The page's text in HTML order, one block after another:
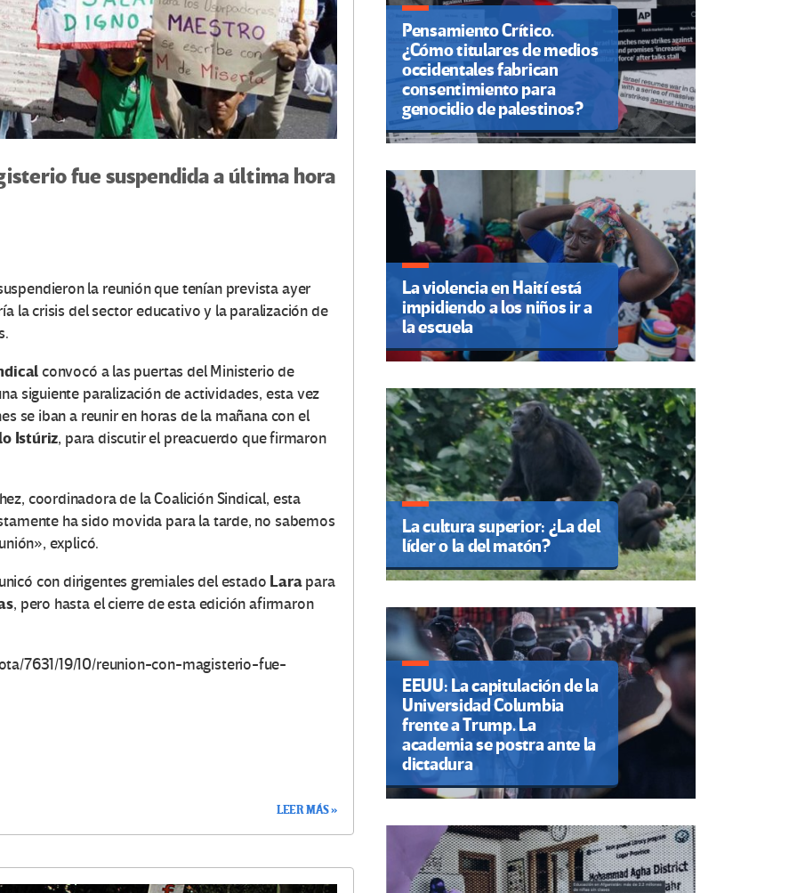
fue suspendida a última hora
la reunión que tenían prevista ayer
la crisis del sector educativo y la paralización de
convocó a las puertas del Ministerio de
siguiente paralización de actividades, esta vez
se iban a reunir en horas de la mañana con el
Istúriz, para discutir el preacuerdo que firmaron
coordinadora de la Coalición Sindical, esta
ha sido movida para la tarde, no sabemos
explicó.
con dirigentes gremiales del estado Larapara
, pero hasta el cierre de esta edición afirmaron
7631/19/10/reunion-con-magisterio-fue-
LEER MÁS »
Pensamiento Crítico.
¿Cómo titulares de medios
occidentales fabrican
consentimiento para
genocidio de palestinos?
La violencia en Haití está
impidiendo a los niños ir a
la escuela
La cultura superior: ¿La del
líder o la del matón?
EEUU: La capitulación de la
Universidad Columbia
frente a Trump. La
academia se postra ante la
dictadura